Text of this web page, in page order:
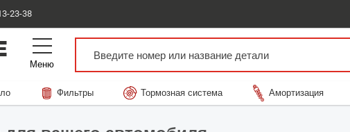
23-38
Меню
Фильтры Тормозная система Амортизация